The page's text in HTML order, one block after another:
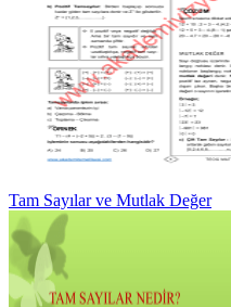
Tam Sayılar ve Mutlak Değer